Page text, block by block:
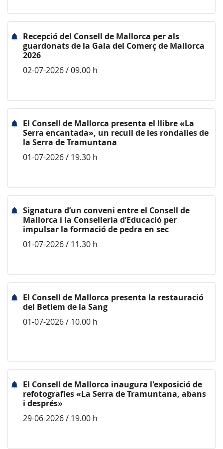
Recepció del Consell de Mallorca per als
guardonats de la Gala del Comerç de Mallorca
2026
02-07-2026 / 09.00 h
El Consell de Mallorca presenta el llibre «La
Serra encantada», un recull de les rondalles de
la Serra de Tramuntana
01-07-2026 / 19.30 h
Signatura d’un conveni entre el Consell de
Mallorca i la Conselleria d’Educació per
impulsar la formació de pedra en sec
01-07-2026 / 11.30 h
El Consell de Mallorca presenta la restauració
del Betlem de la Sang
01-07-2026 / 10.00 h
El Consell de Mallorca inaugura l'exposició de
refotografies «La Serra de Tramuntana, abans
i després»
29-06-2026 / 19.00 h